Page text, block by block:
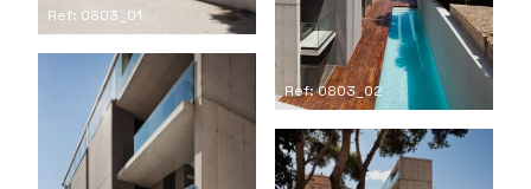
Ref: 0803_01
Ref: 0803_02